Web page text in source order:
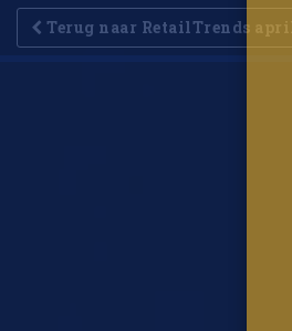
Terug naar RetailTrends april